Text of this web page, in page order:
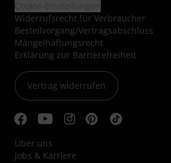
Widerrufsrecht für Verbraucher
Bestellvorgang/Vertragsabschluss
Mängelhaftungsrecht
Erklärung zur Barrierefreiheit
Vertrag widerrufen
Über uns
Jobs & Karriere